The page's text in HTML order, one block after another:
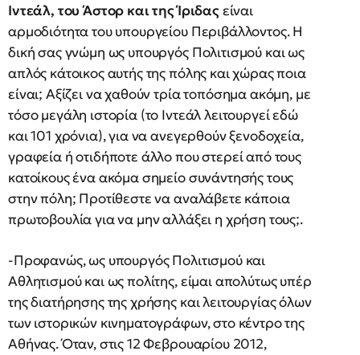
Ιντεάλ, του Άστορ και της Ίριδαςείναι
αρμοδιότητα του υπουργείου Περιβάλλοντος. Η
δική σας γνώμη ως υπουργός Πολιτισμού και ως
απλός κάτοικος αυτής της πόλης και χώρας ποια
είναι; Αξίζει να χαθούν τρία τοπόσημα ακόμη, με
τόσο μεγάλη ιστορία (το Ιντεάλ λειτουργεί εδώ
και 101 χρόνια), για να ανεγερθούν ξενοδοχεία,
γραφεία ή οτιδήποτε άλλο που στερεί από τους
κατοίκους ένα ακόμα σημείο συνάντησής τους
στην πόλη; Προτίθεστε να αναλάβετε κάποια
πρωτοβουλία για να μην αλλάξει η χρήση τους;.
-Προφανώς, ως υπουργός Πολιτισμού και
Αθλητισμού και ως πολίτης, είμαι απολύτως υπέρ
της διατήρησης της χρήσης και λειτουργίας όλων
των ιστορικών κινηματογράφων, στο κέντρο της
Αθήνας. Όταν, στις 12 Φεβρουαρίου 2012,